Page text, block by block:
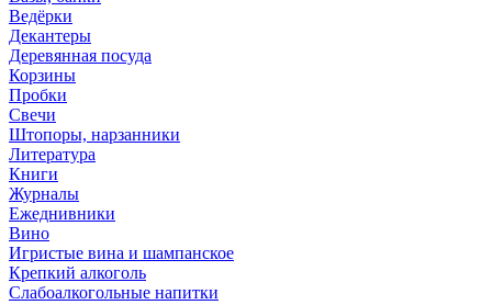
Ведёрки
Декантеры
Деревянная посуда
Корзины
Пробки
Свечи
Штопоры, нарзанники
Литература
Книги
Журналы
Ежеднивники
Вино
Игристые вина и шампанское
Крепкий алкоголь
Слабоалкогольные напитки